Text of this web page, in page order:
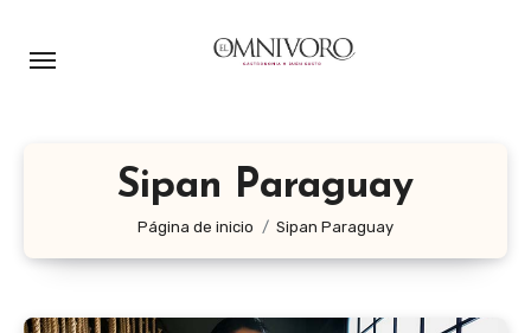
Sipan Paraguay
Página de inicio Sipan Paraguay